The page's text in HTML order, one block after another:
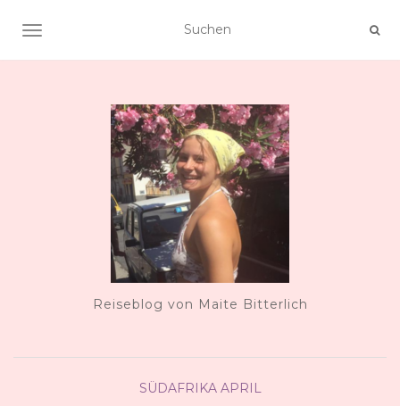
NAVIGATION UMSCHALTEN
Reiseblog von Maite Bitterlich
SÜDAFRIKA APRIL